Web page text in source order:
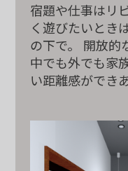
宿題や仕事はリ
く遊びたいとき
の下で。 開放的
中でも外でも家
い距離感ができ